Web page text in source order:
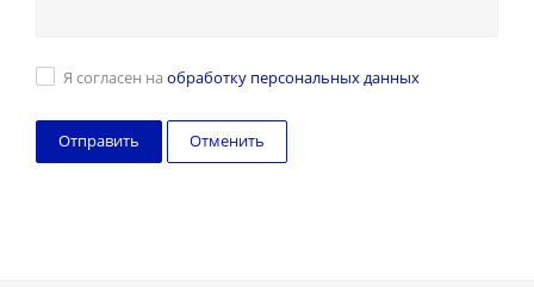
Я согласен на обработку персональных данных
Отменить